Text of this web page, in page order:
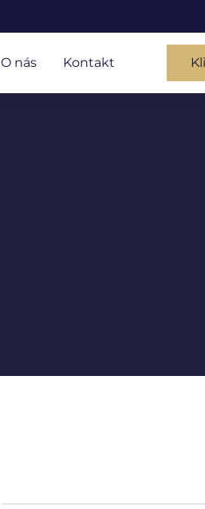
O nás Kontakt